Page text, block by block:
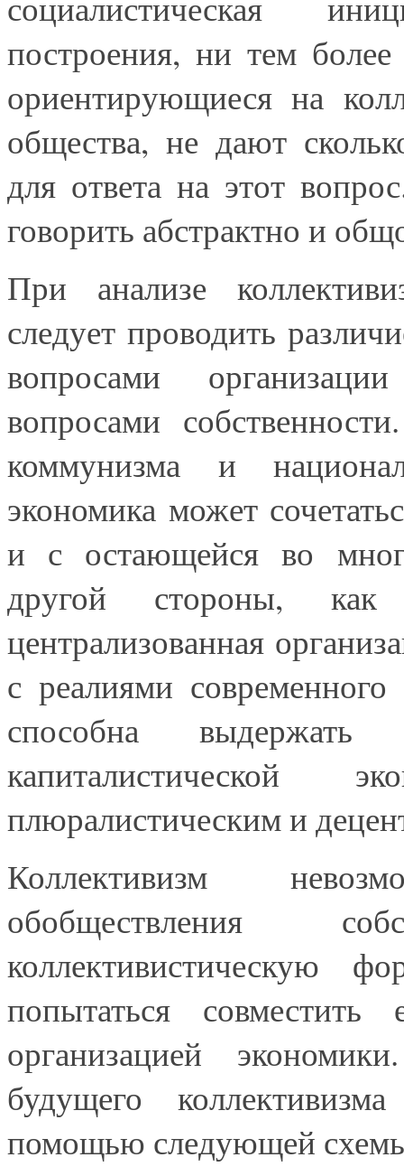
построения, ни тем
ориентирующиеся на
общества, не дают
для ответа на этот
говорить абстрактно и
При анализе
следует проводить
вопросами
вопросами
коммунизма и
экономика может
и с остающейся во
другой стороны,
централизованная
с реалиями
способна
капиталистической
плюралистическим и
Коллективизм
обобществления
коллективистическую
попытаться
организацией
будущего
помощью следующей